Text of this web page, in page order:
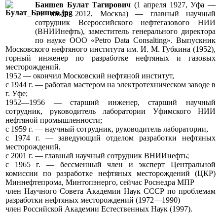
Баишев Булат Тагирович (1 апреля 1927, Уфа —
14 июля 2012, Москва) — главный научный
сотрудник Всероссийского нефтегазового НИИ
(ВНИИнефть), заместитель генерального директора
по науке ООО «Petro Data Consalting». Выпускник
Московского нефтяного института им. И. М. Губкина (1952),
горный инженер по разработке нефтяных и газовых
месторождений.
1952 — окончил Московский нефтяной институт,
с 1944 г. — работал мастером на электротехническом заводе в
г. Уфе;
1952—1956 — старший инженер, старший научный
сотрудник, руководитель лаборатории Уфимского НИИ
нефтяной промышленности;
с 1959 г. — научный сотрудник, руководитель лаборатории,
с 1974 г. — заведующий отделом разработки нефтяных
месторождений,
с 2001 г. — главный научный сотрудник ВНИИнефть;
с 1965 г. — бессменный член и эксперт Центральной
комиссии по разработке нефтяных месторождений (ЦКР)
Миннефтепрома, Минтопэнерго, сейчас Роснедра МПР
член Научного Совета Академии Наук СССР по проблемам
разработки нефтяных месторождений (1972—1990)
член Российской Академии Естественных Наук (1997).